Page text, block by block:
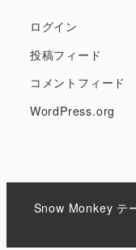
ログイン
投稿フィード
コメントフィード
WordPress.org
Snow Monkey テ